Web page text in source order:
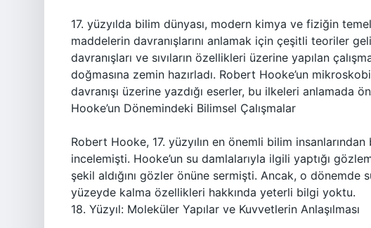
17. yüzyılda bilim dünyası, modern kimya ve fiziğin
maddelerin davranışlarını anlamak için çeşitli teoriler
davranışları ve sıvıların özellikleri üzerine yapılan
doğmasına zemin hazırladı. Robert Hooke’un
davranışı üzerine yazdığı eserler, bu ilkeleri anlamada
Hooke’un Dönemindeki Bilimsel Çalışmalar
Robert Hooke, 17. yüzyılın en önemli bilim
incelemişti. Hooke’un su damlalarıyla ilgili yaptığı
şekil aldığını gözler önüne sermişti. Ancak, o dönemde
yüzeyde kalma özellikleri hakkında yeterli bilgi yoktu.
18. Yüzyıl: Moleküler Yapılar ve Kuvvetlerin Anlaşılması